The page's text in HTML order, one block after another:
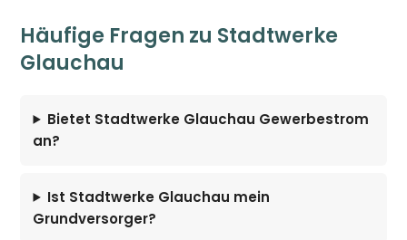
Häufige Fragen zu Stadtwerke
Glauchau
Bietet Stadtwerke Glauchau Gewerbestrom
an?
Ist Stadtwerke Glauchau mein
Grundversorger?